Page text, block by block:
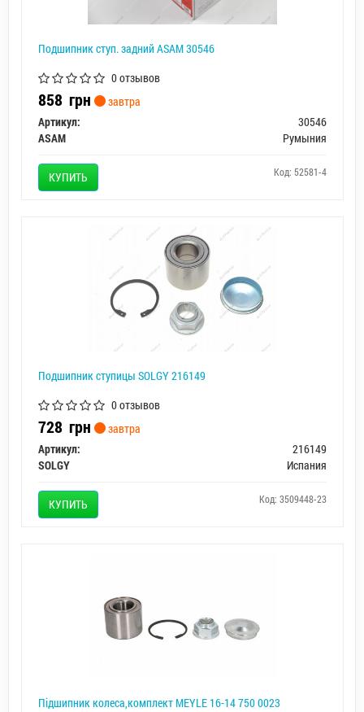
Подшипник ступ. задний ASAM 30546
0 отзывов
858 грн
завтра
Артикул:
30546
ASAM
Румыния
КУПИТЬ Код: 52581-4
Подшипник ступицы SOLGY 216149
0 отзывов
728 грн
завтра
Артикул:
216149
SOLGY
Испания
КУПИТЬ Код: 3509448-23
Підшипник колеса,комплект MEYLE 16-14 750 0023